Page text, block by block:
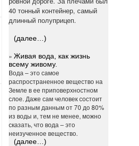
40 тонный контейнер, самый
длинный полуприцеп.
(далее…)
»Живая вода, как жизнь
всему живому.
Вода – это самое
распространенное вещество на
Земле в ее приповерхностном
слое. Даже сам человек состоит
по разным данным от 70 до 80%
из воды и, тем не менее, можно
сказать, что вода – это
неизученное вещество.
(далее…)